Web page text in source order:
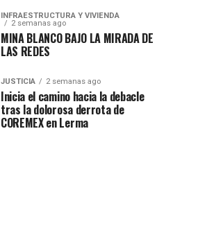
INFRAESTRUCTURA Y VIVIENDA
2 semanas ago
MINA BLANCO BAJO LA MIRADA DE
LAS REDES
JUSTICIA 2 semanas ago
Inicia el camino hacia la debacle
tras la dolorosa derrota de
COREMEX en Lerma